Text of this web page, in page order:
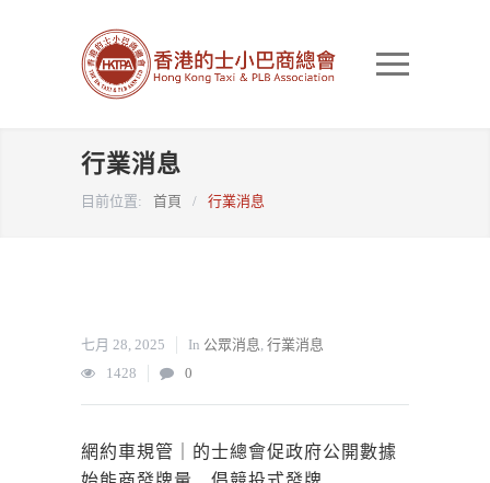
行業消息
目前位置: 首頁 / 行業消息
七月 28, 2025 In 公眾消息, 行業消息
1428
0
網約車規管｜的士總會促政府公開數據